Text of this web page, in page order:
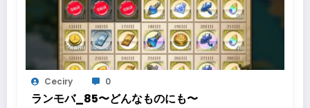
Ceciry 0
ランモバ_85〜どんなものにも〜